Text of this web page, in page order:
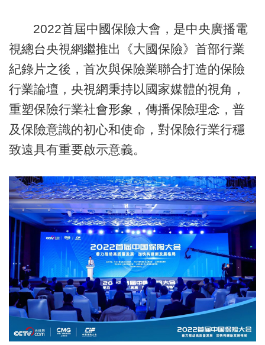
2022首屆中國保險大會，是中央廣播電
視總台央視網繼推出《大國保險》首部行業
紀錄片之後，首次與保險業聯合打造的保險
行業論壇，央視網秉持以國家媒體的視角，
重塑保險行業社會形象，傳播保險理念，普
及保險意識的初心和使命，對保險行業行穩
致遠具有重要啟示意義。